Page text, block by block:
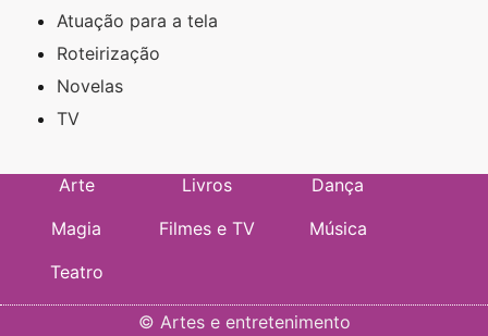
Atuação para a tela
Roteirização
Novelas
TV
Arte Livros
Dança
Magia
Filmes e TV
Música
Teatro
© Artes e entretenimento